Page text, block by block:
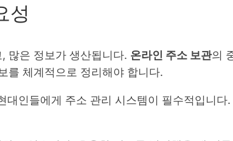
성
많은 정보가 생산됩니다. 온라인 주소 보관의
를 체계적으로 정리해야 합니다.
인들에게 주소 관리 시스템이 필수적입니